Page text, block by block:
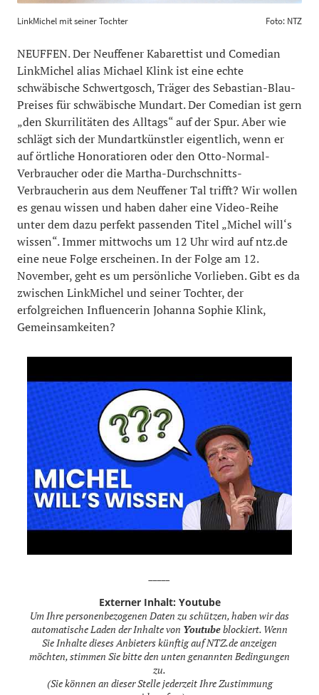
LinkMichel mit seiner Tochter Foto: NTZ
NEUFFEN. Der Neuffener Kabarettist und Comedian
LinkMichel alias Michael Klink ist eine echte
schwäbische Schwertgosch, Träger des Sebastian-Blau-
Preises für schwäbische Mundart. Der Comedian ist gern
„den Skurrilitäten des Alltags“ auf der Spur. Aber wie
schlägt sich der Mundartkünstler eigentlich, wenn er
auf örtliche Honoratioren oder den Otto-Normal-
Verbraucher oder die Martha-Durchschnitts-
Verbraucherin aus dem Neuffener Tal trifft? Wir wollen
es genau wissen und haben daher eine Video-Reihe
unter dem dazu perfekt passenden Titel „Michel will‘s
wissen“. Immer mittwochs um 12 Uhr wird auf ntz.de
eine neue Folge erscheinen. In der Folge am 12.
November, geht es um persönliche Vorlieben. Gibt es da
zwischen LinkMichel und seiner Tochter, der
erfolgreichen Influencerin Johanna Sophie Klink,
Gemeinsamkeiten?
Externer Inhalt: Youtube
Um Ihre personenbezogenen Daten zu schützen, haben wir das
automatische Laden der Inhalte von Youtubeblockiert. Wenn
Sie Inhalte dieses Anbieters künftig auf NTZ.de anzeigen
möchten, stimmen Sie bitte den unten genannten Bedingungen
zu.
(Sie können an dieser Stelle jederzeit Ihre Zustimmung